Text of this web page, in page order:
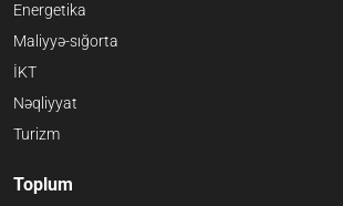
Energetika
Maliyyə-sığorta
İKT
Nəqliyyat
Turizm
Toplum